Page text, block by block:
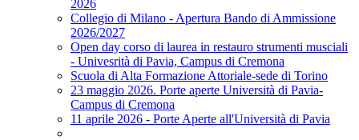
2026
Collegio di Milano - Apertura Bando di Ammissione
2026/2027
Open day corso di laurea in restauro strumenti musciali
- Univesrità di Pavia, Campus di Cremona
Scuola di Alta Formazione Attoriale-sede di Torino
23 maggio 2026. Porte aperte Università di Pavia-
Campus di Cremona
11 aprile 2026 - Porte Aperte all'Università di Pavia